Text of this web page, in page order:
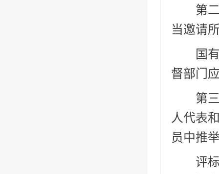
第二
当邀请
国有
督部门
第三
人代表
员中推
评标